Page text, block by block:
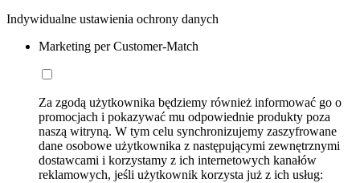
Indywidualne ustawienia ochrony danych
Marketing per Customer-Match
Za zgodą użytkownika będziemy również informować go o
promocjach i pokazywać mu odpowiednie produkty poza
naszą witryną. W tym celu synchronizujemy zaszyfrowane
dane osobowe użytkownika z następującymi zewnętrznymi
dostawcami i korzystamy z ich internetowych kanałów
reklamowych, jeśli użytkownik korzysta już z ich usług: